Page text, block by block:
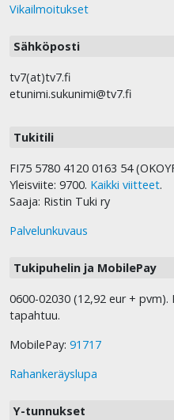
Vikailmoitukset
Sähköposti
tv7(at)tv7.fi
etunimi.sukunimi@tv7.fi
Tukitili
FI75 5780 4120 0163 54
Yleisviite: 9700. Kaikki viitteet.
Saaja: Ristin Tuki ry
Palvelunkuvaus
Tukipuhelin ja MobilePay
0600-02030 (12,92 eur +
tapahtuu.
MobilePay: 91717
Rahankeräyslupa
Y-tunnukset